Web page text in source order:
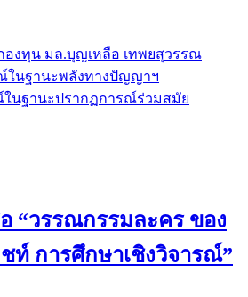
องทุน มล.บุญเหลือ เทพยสุวรรณ
ในฐานะพลังทางปัญญาฯ
ในฐานะปรากฏการณ์ร่วมสมัย
“วรรณกรรมละคร ของ
ท์ การศึกษาเชิงวิจารณ์”